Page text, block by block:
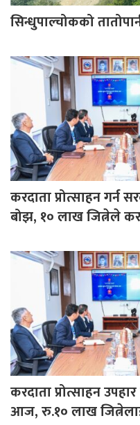
सिन्धुपाल्चोकको
करदाता प्रोत्साहन गर्न
बोझ, १० लाख जित्नेले कर
करदाता प्रोत्साहन
आज, रु.१० लाख